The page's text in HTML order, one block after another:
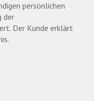
persönlichen
der
Der Kunde erklärt